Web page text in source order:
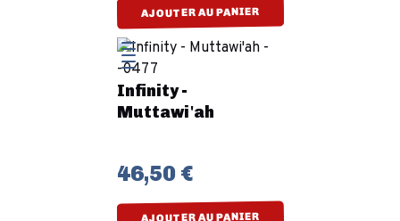
AJOUTER AU PANIER
Infinity -
Muttawi'ah
46,50 €
AJOUTER AU PANIER